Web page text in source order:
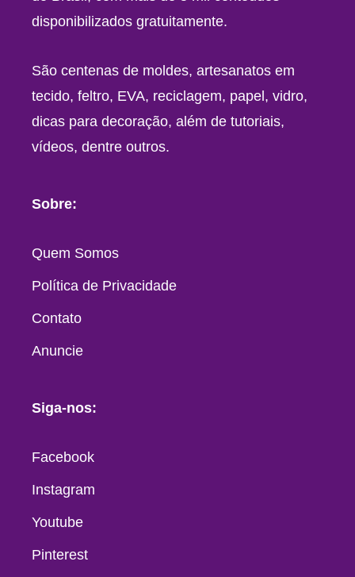
disponibilizados gratuitamente.
São centenas de moldes, artesanatos em
tecido, feltro, EVA, reciclagem, papel, vidro,
dicas para decoração, além de tutoriais,
vídeos, dentre outros.
Sobre:
Quem Somos
Política de Privacidade
Contato
Anuncie
Siga-nos:
Facebook
Instagram
Youtube
Pinterest